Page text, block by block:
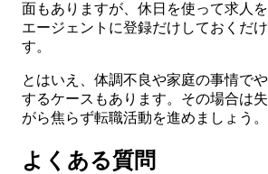
面もありますが、休日を使って求人
エージェントに登録だけしておくだ
す。
とはいえ、体調不良や家庭の事情で
するケースもあります。その場合は
がら焦らず転職活動を進めましょう。
よくある質問